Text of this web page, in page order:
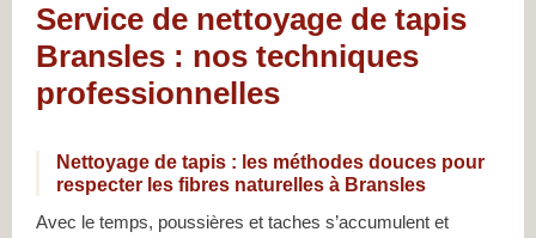
Service de nettoyage de tapis
Bransles : nos techniques
professionnelles
Nettoyage de tapis : les méthodes douces pour
respecter les fibres naturelles à Bransles
Avec le temps, poussières et taches s’accumulent et